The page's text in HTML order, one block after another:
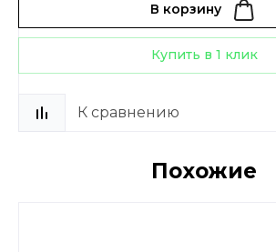
В корзину
Купить в 1 клик
К сравнению
Похожие